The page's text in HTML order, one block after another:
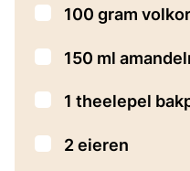
▢
100 gram
▢
150 ml
▢
1 theelepel
▢
2eieren